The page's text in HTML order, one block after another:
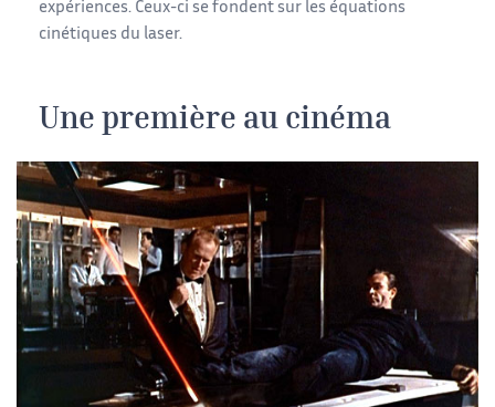
expériences. Ceux-ci se fondent sur les équations
cinétiques du laser.
Une première au cinéma